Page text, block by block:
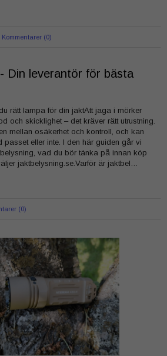
Kommentarer (0)
Din leverantör för bästa
rätt lampa för din jaktAtt jaga i mörker
och skicklighet – det kräver rätt utrustning.
mellan osäkerhet och kontroll, och kan
eller inte. I den här guiden går vi
vad du bör tänka på innan köp
jaktbelysning.se.Varför är jaktbel…
(0)